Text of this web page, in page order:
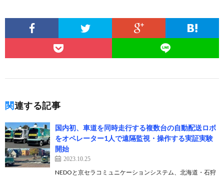
関連する記事
国内初、車道を同時走行する複数台の自動配送ロボ
をオペレーター1人で遠隔監視・操作する実証実験
開始
2023.10.25
NEDOと京セラコミュニケーションシステム、北海道・石狩